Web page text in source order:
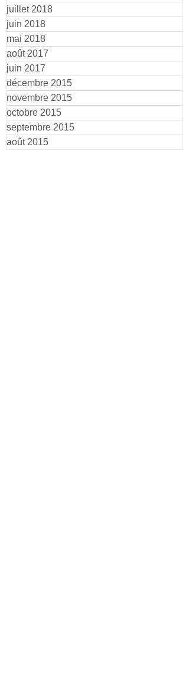
juillet 2018
juin 2018
mai 2018
août 2017
juin 2017
décembre 2015
novembre 2015
octobre 2015
septembre 2015
août 2015